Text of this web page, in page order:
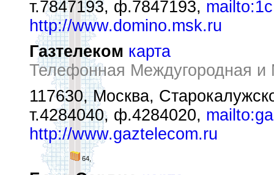
т.7847193, ф.7847193,
http://www.domino.msk.ru
Газтелеком карта
Телефонная Междугородная
117630, Москва,
т.4284040, ф.4284020,
http://www.gaztelecom.ru
64,